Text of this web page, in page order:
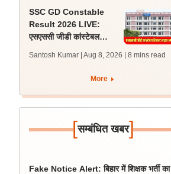
SSC GD Constable
Result 2026 LIVE:
एसएससी जीडी कांस्टेबल
लेटेस्ट अपडेट, स्कोरकार्ड लिंक
Santosh Kumar | Aug 8, 2026 | 8 mins read
More
[सम्बंधित खबर]
Fake Notice Alert: बिहार में शिक्षक भर्ती का